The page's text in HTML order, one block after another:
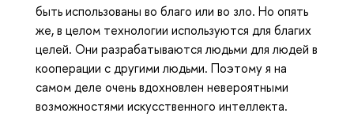
быть использованы во благо или во зло. Но опять
же, в целом технологии используются для благих
целей. Они разрабатываются людьми для людей в
кооперации с другими людьми. Поэтому я на
самом деле очень вдохновлен невероятными
возможностями искусственного интеллекта.